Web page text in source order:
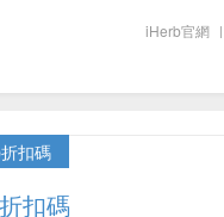
iHerb官網 |
扣碼
扣碼